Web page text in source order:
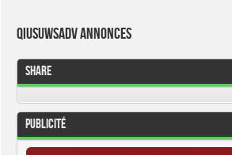
qiusuwsadv Annonces
Share
Publicité